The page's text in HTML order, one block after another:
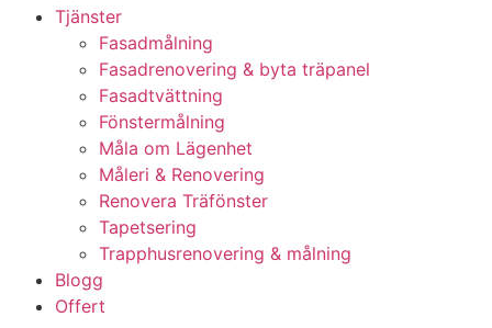
Tjänster
Fasadmålning
Fasadrenovering & byta träpanel
Fasadtvättning
Fönstermålning
Måla om Lägenhet
Måleri & Renovering
Renovera Träfönster
Tapetsering
Trapphusrenovering & målning
Blogg
Offert